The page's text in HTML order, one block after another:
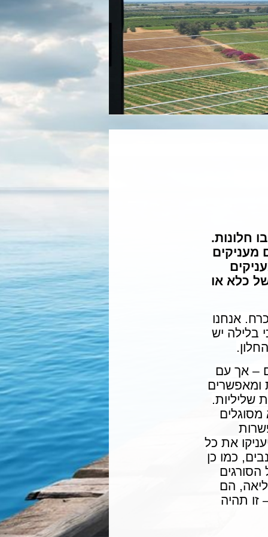
חלונות.
מעניקים
כלא או
אנחנו
בלילה יש
– אך עם
ומאפשרים
שליליות.
את כל
כמו כן
הם
זו תהיה